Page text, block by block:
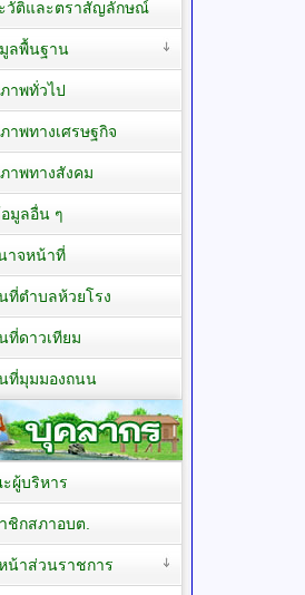
วัติและตราสัญลักษณ์
ลพื้นฐาน
าพทั่วไป
าพทางเศรษฐกิจ
าพทางสังคม
มูลอื่น ๆ
าจหน้าที่
ที่ตำบลห้วยโรง
ที่ดาวเทียม
ที่มุมมองถนน
ผู้บริหาร
ชิกสภาอบต.
น้าส่วนราชการ